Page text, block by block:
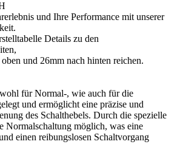
und Ihre Performance mit unserer
Details zu den
und 26mm nach hinten reichen.
für Normal-, wie auch für die
und ermöglicht eine präzise und
des Schalthebels. Durch die spezielle
Normalschaltung möglich, was eine
einen reibungslosen Schaltvorgang